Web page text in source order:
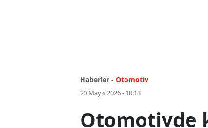
Haberler - Otomotiv
20 Mayıs 2026 - 10:13
Otomotivde